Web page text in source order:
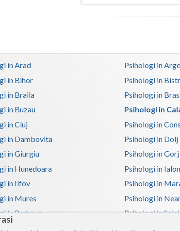
in Arad
Psihologi in
in Bihor
Psihologi in
in Braila
Psihologi in
in Buzau
Psihologi in
in Cluj
Psihologi in
in Dambovita
Psihologi in Dolj
in Giurgiu
Psihologi in Gorj
in Hunedoara
Psihologi in
in Ilfov
Psihologi in
in Mures
Psihologi in
in Prahova
Psihologi in Salaj